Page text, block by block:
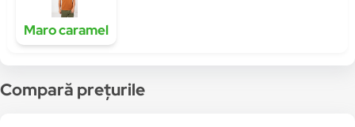
Maro caramel
Compară prețurile